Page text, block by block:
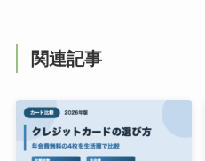
関連記事